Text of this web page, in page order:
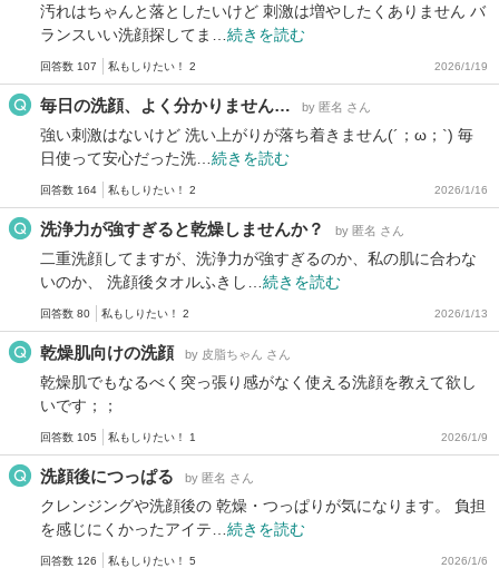
汚れはちゃんと落としたいけど 刺激は増やしたくありません バ
ランスいい洗顔探してま… 続きを読む
回答数 107 私もしりたい！ 2 2026/1/19
毎日の洗顔、よく分かりません… by 匿名 さん
強い刺激はないけど 洗い上がりが落ち着きません(´；ω；`) 毎
日使って安心だった洗… 続きを読む
回答数 164 私もしりたい！ 2 2026/1/16
洗浄力が強すぎると乾燥しませんか？ by 匿名 さん
二重洗顔してますが、洗浄力が強すぎるのか、私の肌に合わな
いのか、 洗顔後タオルふきし… 続きを読む
回答数 80 私もしりたい！ 2 2026/1/13
乾燥肌向けの洗顔 by 皮脂ちゃん さん
乾燥肌でもなるべく突っ張り感がなく使える洗顔を教えて欲し
いです；；
回答数 105 私もしりたい！ 1 2026/1/9
洗顔後につっぱる by 匿名 さん
クレンジングや洗顔後の 乾燥・つっぱりが気になります。 負担
を感じにくかったアイテ… 続きを読む
回答数 126 私もしりたい！ 5 2026/1/6